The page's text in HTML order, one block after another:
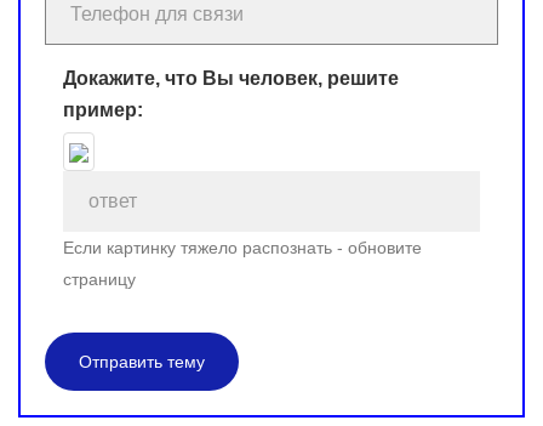
Докажите, что Вы человек, решите
пример:
Если картинку тяжело распознать - обновите
страницу
Отправить тему